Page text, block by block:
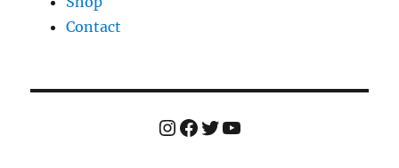
Contact
Instagram
Facebook
Twitter
YouTube